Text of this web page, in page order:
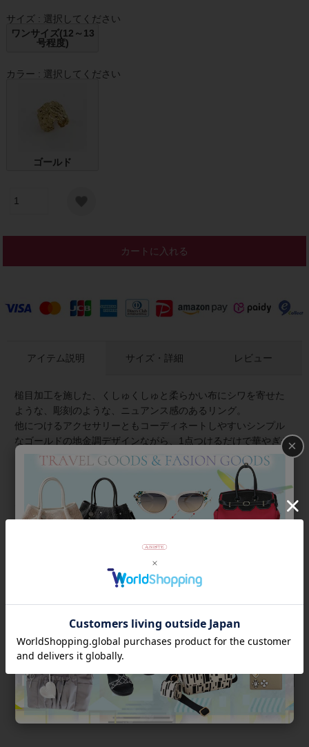
サイズ
選択してください
ワンサイズ(12～13
号程度)
カラー 選択してください
ゴールド
カートに入れる
アイテム説明
槌目加工を施した、くしゅくしゅと柔らかい布にシワを寄せた
ような、彫刻のような、ニュアンス感のあるリング。
他につけるアクセサリーともコーディネートしやすいシンプル
なゴールドの地金調デザインながら、1点つけるだけで華やぎが
うまれる大ぶりサイズ。甘すぎないモードな雰囲気で装いをほ
★雑誌掲載アイテム★
素敵なあの人4月号
サイズ・詳細 レビュー
返品について
×